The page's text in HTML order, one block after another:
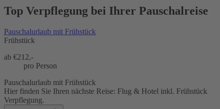
Top Verpflegung bei Ihrer Pauschalreise
Pauschalurlaub mit Frühstück
Frühstück
ab €212,-
pro Person
Pauschalurlaub mit Frühstück
Hier finden Sie Ihren nächste Reise: Flug & Hotel inkl. Frühstück
Verpflegung.